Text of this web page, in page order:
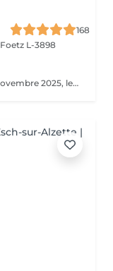
168
Foetz L-3898
Offre promotionnelle valable jusqu'au 30 novembre 2025, le soin vacuum a seulement 55 € au lieu de 69 €